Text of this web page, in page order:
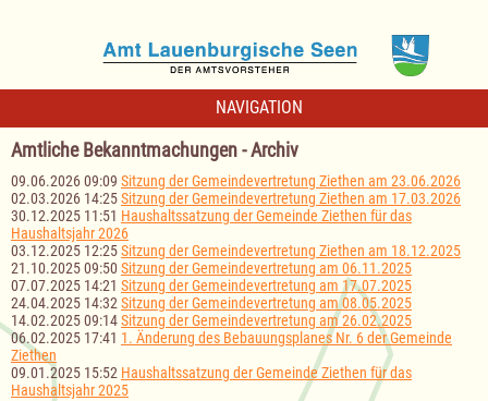
NAVIGATION
Amtliche Bekanntmachungen - Archiv
09.06.2026 09:09 Sitzung der Gemeindevertretung Ziethen am 23.06.2026
02.03.2026 14:25Sitzung der Gemeindevertretung Ziethen am 17.03.2026
30.12.2025 11:51 Haushaltssatzung der Gemeinde Ziethen für das
Haushaltsjahr 2026
03.12.2025 12:25Sitzung der Gemeindevertretung Ziethen am 18.12.2025
21.10.2025 09:50 Sitzung der Gemeindevertretung am 06.11.2025
07.07.2025 14:21 Sitzung der Gemeindevertretung am 17.07.2025
24.04.2025 14:32 Sitzung der Gemeindevertretung am 08.05.2025
14.02.2025 09:14Sitzung der Gemeindevertretung am 26.02.2025
06.02.2025 17:41 1. Änderung des Bebauungsplanes Nr. 6 der Gemeinde
Ziethen
09.01.2025 15:52 Haushaltssatzung der Gemeinde Ziethen für das
Haushaltsjahr 2025